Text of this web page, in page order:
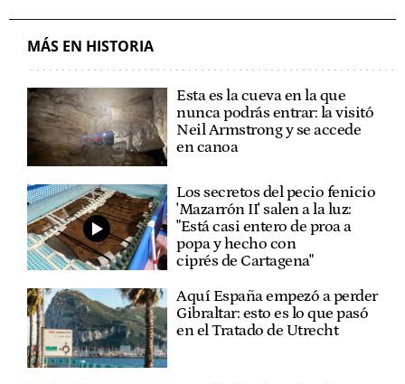
MÁS EN HISTORIA
Esta es la cueva en la que
nunca podrás entrar: la visitó
Neil Armstrong y se accede
en canoa
Los secretos del pecio fenicio
'Mazarrón II' salen a la luz:
"Está casi entero de proa a
popa y hecho con
ciprés de Cartagena"
Aquí España empezó a perder
Gibraltar: esto es lo que pasó
en el Tratado de Utrecht